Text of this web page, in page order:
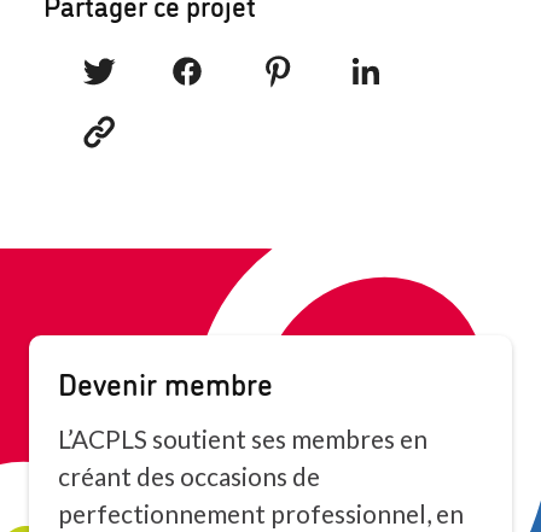
Devenir membre
L’ACPLS soutient ses membres en
créant des occasions de
perfectionnement professionnel, en